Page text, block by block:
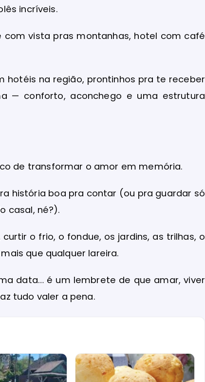
incríveis.
vista pras montanhas, hotel com café
hotéis na região, prontinhos pra te receber
— conforto, aconchego e uma estrutura
de transformar o amor em memória.
história boa pra contar (ou pra guardar só
casal, né?).
o frio, o fondue, os jardins, as trilhas, o
que qualquer lareira.
data… é um lembrete de que amar, viver
tudo valer a pena.